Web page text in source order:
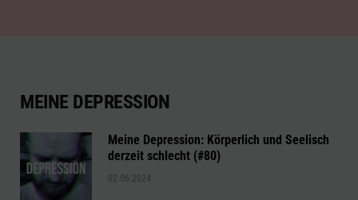
MEINE DEPRESSION
Meine Depression: Körperlich und Seelisch
derzeit schlecht (#80)
02.06.2024